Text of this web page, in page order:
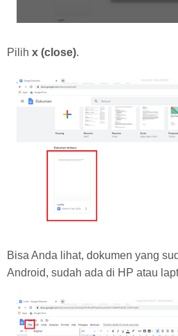
Pilih x (close).
Bisa Anda lihat, dokumen yang
Android, sudah ada di HP atau